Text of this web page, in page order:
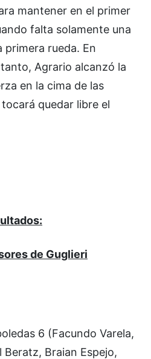
mantener en el primer
falta solamente una
rueda. En
Agrario alcanzó la
en la cima de las
quedar libre el
de Guglieri
6 (Facundo Varela,
Braian Espejo,